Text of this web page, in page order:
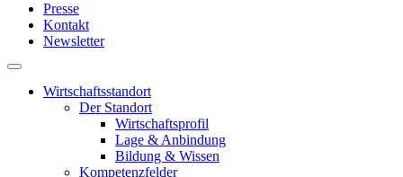
Presse
Kontakt
Newsletter
Wirtschaftsstandort
Der Standort
Wirtschaftsprofil
Lage & Anbindung
Bildung & Wissen
Kompetenzfelder